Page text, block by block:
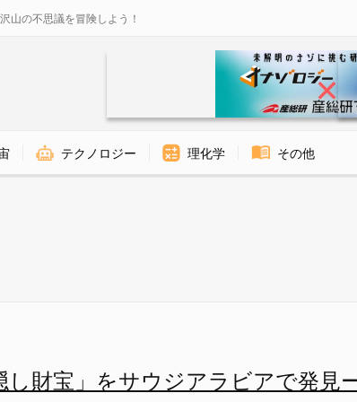
山の不思議を冒険しよう！
テクノロジー 理化学 その他
し財宝」をサウジアラビアで発見